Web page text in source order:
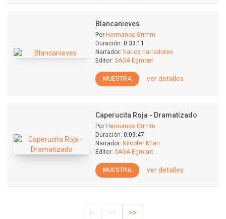
Blancanieves
Por Hermanos Grimm
Duración: 0:33:11
Narrador: Varios narradores
Editor: SAGA Egmont
MUESTRA ver detalles
Caperucita Roja - Dramatizado
Por Hermanos Grimm
Duración: 0:09:47
Narrador: Niloofer Khan
Editor: SAGA Egmont
MUESTRA ver detalles
|< << >>